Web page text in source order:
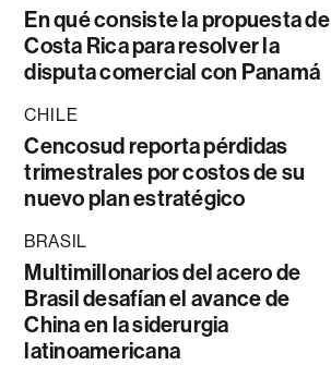
En qué consiste la propuesta de
Costa Rica para resolver la
disputa comercial con Panamá
CHILE
Cencosud reporta pérdidas
trimestrales por costos de su
nuevo plan estratégico
BRASIL
Multimillonarios del acero de
Brasil desafían el avance de
China en la siderurgia
latinoamericana